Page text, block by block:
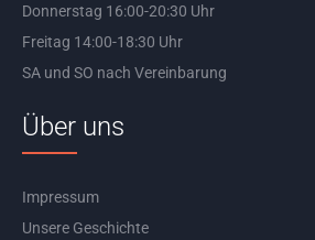
Donnerstag 16:00-20:30 Uhr
Freitag 14:00-18:30 Uhr
SA und SO nach Vereinbarung
Über uns
Impressum
Unsere Geschichte